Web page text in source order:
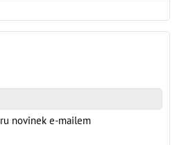
novinek e-mailem